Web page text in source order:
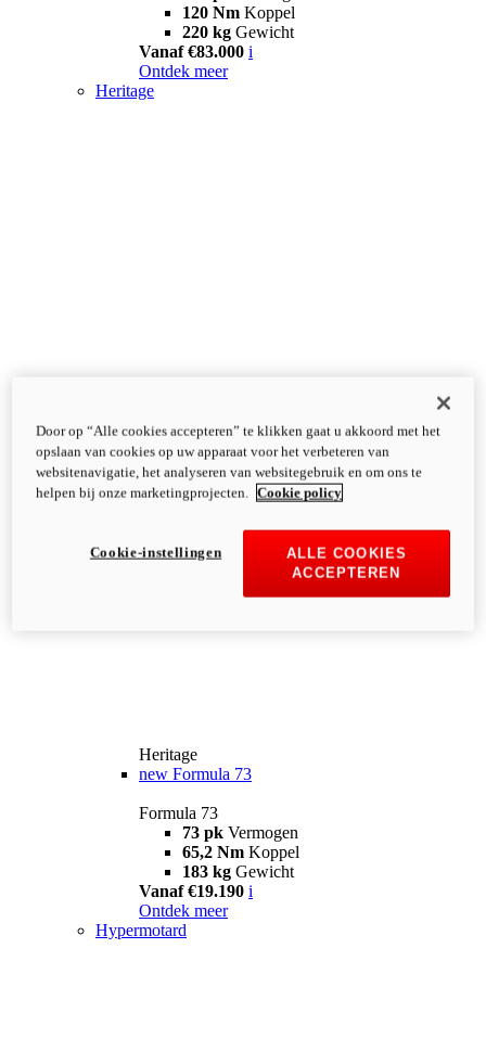
120 Nm Koppel
220 kg Gewicht
Vanaf €83.000 i
Ontdek meer
Heritage
Heritage
new Formula 73
Formula 73
73 pk Vermogen
65,2 Nm Koppel
183 kg Gewicht
Vanaf €19.190 i
Ontdek meer
Hypermotard
Door op “Alle cookies accepteren” te klikken gaat u akkoord met het
opslaan van cookies op uw apparaat voor het verbeteren van
websitenavigatie, het analyseren van websitegebruik en om ons te
helpen bij onze marketingprojecten.
Cookie policy
ALLE COOKIES
ACCEPTEREN
Cookie-instellingen